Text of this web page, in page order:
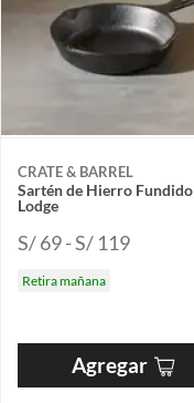
CRATE & BARREL
Sartén de Hierro Fundido
Lodge
S/ 69 - S/ 119
Retira mañana
Agregar